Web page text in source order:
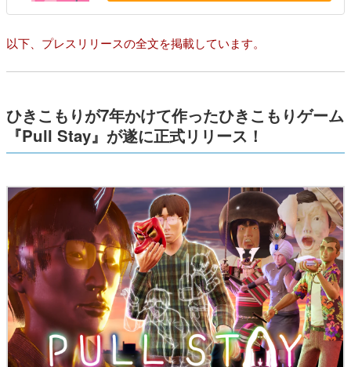
以下、プレスリリースの全文を掲載しています。
ひきこもりが7年かけて作ったひきこもりゲーム
『Pull Stay』が遂に正式リリース！